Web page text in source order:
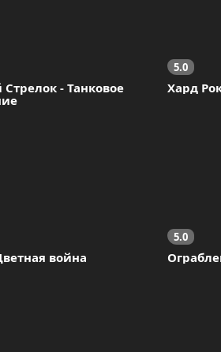
- Танковое
5.0
Хард
война
5.0